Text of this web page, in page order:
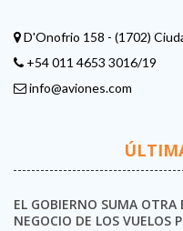
D'Onofrio 158 - (1702)
+54 011 4653 3016/19
info@aviones.com
EL GOBIERNO SUMA OTRA
NEGOCIO DE LOS VUELOS